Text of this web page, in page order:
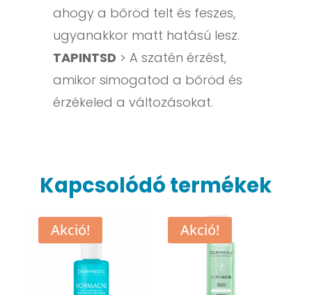
ahogy a bőröd telt és feszes,
ugyanakkor matt hatású lesz.
TAPINTSD > A szatén érzést,
amikor simogatod a bőröd és
érzékeled a változásokat.
Kapcsolódó termékek
Akció! Akció!